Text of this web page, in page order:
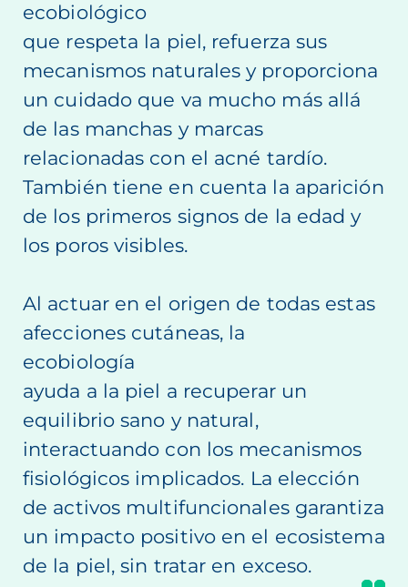
ecobiológico
que respeta la piel, refuerza sus
mecanismos naturales y proporciona
un cuidado que va mucho más allá
de las manchas y marcas
relacionadas con el acné tardío.
También tiene en cuenta la aparición
de los primeros signos de la edad y
los poros visibles.
Al actuar en el origen de todas estas
afecciones cutáneas, la
ecobiología
ayuda a la piel a recuperar un
equilibrio sano y natural,
interactuando con los mecanismos
fisiológicos implicados. La elección
de activos multifuncionales garantiza
un impacto positivo en el ecosistema
de la piel, sin tratar en exceso.